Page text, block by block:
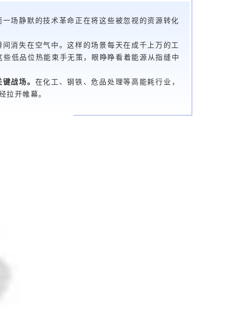
场静默的技术革命正在将这些被忽视的资源转化
消失在空气中。这样的场景每天在成千上万的工
些低品位热能束手无策，眼睁睁看着能源从指缝中
战场。 在化工、钢铁、危品处理等高能耗行业，
拉开帷幕。